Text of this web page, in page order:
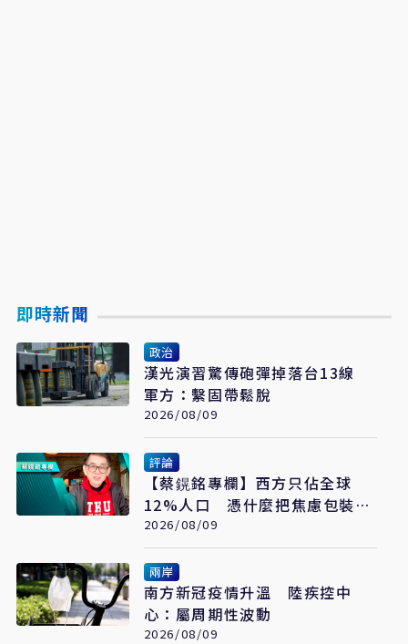
即時新聞
政治
漢光演習驚傳砲彈掉落台13線
軍方：繫固帶鬆脫
2026/08/09
評論
【蔡鎤銘專欄】西方只佔全球
12%人口 憑什麼把焦慮包裝成
普世價值
2026/08/09
兩岸
南方新冠疫情升溫 陸疾控中
心：屬周期性波動
2026/08/09